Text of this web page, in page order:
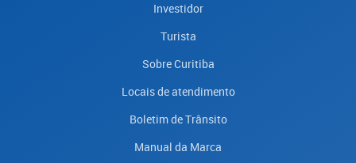
Investidor
Turista
Sobre Curitiba
Locais de atendimento
Boletim de Trânsito
Manual da Marca